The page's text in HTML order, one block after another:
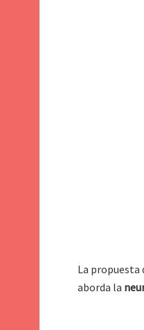
La propuesta
aborda la